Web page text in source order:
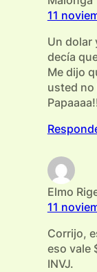
11
Un dolar
decía
Me dijo
usted no
Elmo
11
Corrijo,
eso vale
INVJ.